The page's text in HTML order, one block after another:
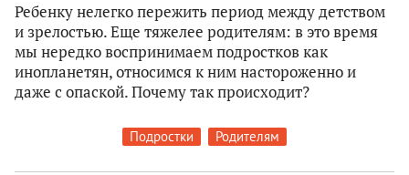
Ребенку нелегко пережить период между детством
и зрелостью. Еще тяжелее родителям: в это время
мы нередко воспринимаем подростков как
инопланетян, относимся к ним настороженно и
даже с опаской. Почему так происходит?
Подростки Родителям